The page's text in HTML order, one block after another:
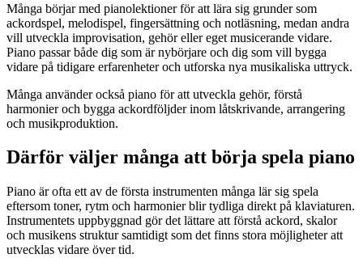
Många börjar med pianolektioner för att lära sig grunder som
ackordspel, melodispel, fingersättning och notläsning, medan andra
vill utveckla improvisation, gehör eller eget musicerande vidare.
Piano passar både dig som är nybörjare och dig som vill bygga
vidare på tidigare erfarenheter och utforska nya musikaliska uttryck.
Många använder också piano för att utveckla gehör, förstå
harmonier och bygga ackordföljder inom låtskrivande, arrangering
och musikproduktion.
Därför väljer många att börja spela piano
Piano är ofta ett av de första instrumenten många lär sig spela
eftersom toner, rytm och harmonier blir tydliga direkt på klaviaturen.
Instrumentets uppbyggnad gör det lättare att förstå ackord, skalor
och musikens struktur samtidigt som det finns stora möjligheter att
utvecklas vidare över tid.